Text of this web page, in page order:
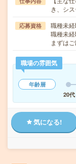
き、シ
応募資格
職種未
職種未
まずは
職場の雰囲気
年齢層
20代
気になる!